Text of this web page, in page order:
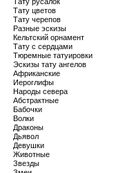
Тату цветов
Тату черепов
Разные эскизы
Кельтский орнамент
Тату с сердцами
Тюремные татуировки
Эскизы тату ангелов
Африканские
Иероглифы
Народы севера
Абстрактные
Бабочки
Волки
Драконы
Дьявол
Девушки
Животные
Звезды